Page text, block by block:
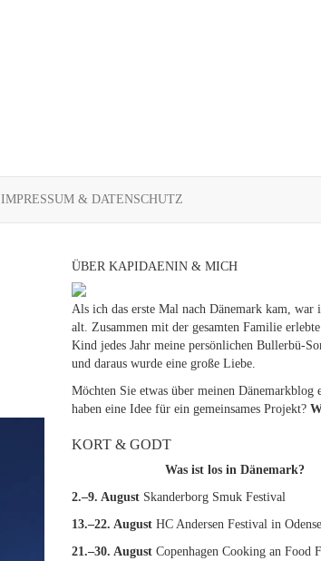
IMPRESSUM & DATENSCHUTZ
ÜBER KAPIDAENIN & MICH
Als ich das erste Mal nach Dänemark kam, war
alt. Zusammen mit der gesamten Familie
Kind jedes Jahr meine persönlichen Bullerbü-
und daraus wurde eine große Liebe.
Möchten Sie etwas über meinen Dänemarkblog
haben eine Idee für ein gemeinsames Projekt?
KORT & GODT
Was ist los in Dänemark?
2.–9. August Skanderborg Smuk Festival
13.–22. August HC Andersen Festival in Odense
21.–30. August Copenhagen Cooking an Food